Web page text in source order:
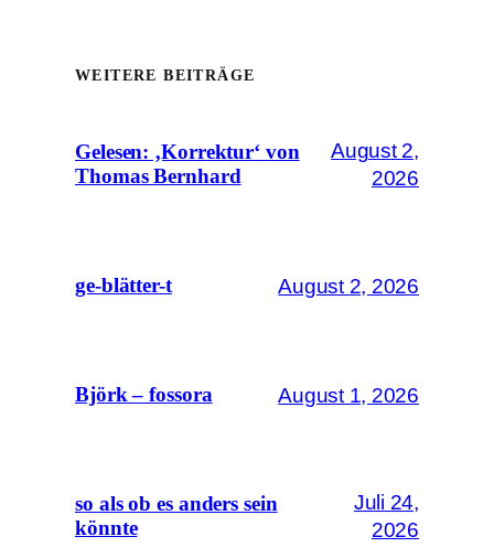
WEITERE BEITRÄGE
Gelesen: ‚Korrektur‘ von
Thomas Bernhard
August 2,
2026
ge-blätter-t August 2, 2026
Björk – fossora August 1, 2026
so als ob es anders sein
könnte
Juli 24,
2026